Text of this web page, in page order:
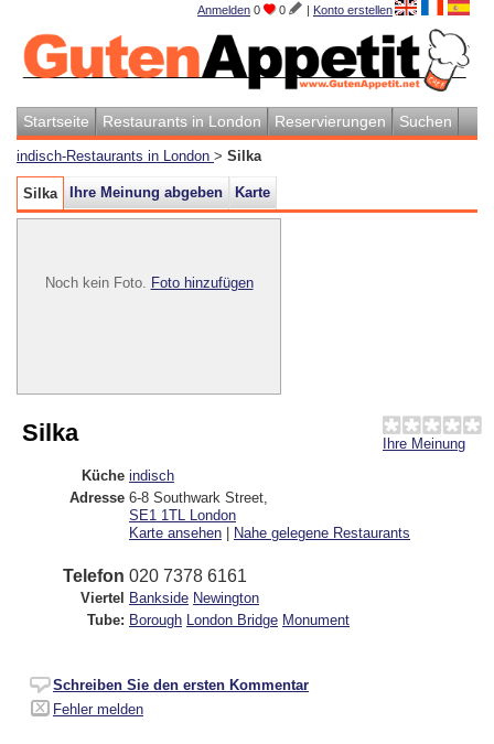
Anmelden 0 0 | Konto erstellen
Startseite Restaurants in London Reservierungen Suchen
indisch-Restaurants in London > Silka
Silka Ihre Meinung abgeben Karte
Noch kein Foto. Foto hinzufügen
Ihre Meinung
Silka
Küche indisch
Adresse 6-8 Southwark Street
SE1 1TL London
Karte ansehen | Nahe gelegene Restaurants
Telefon 020 7378 6161
Viertel Bankside Newington
Tube: Borough London Bridge Monument
Schreiben Sie den ersten Kommentar
Fehler melden